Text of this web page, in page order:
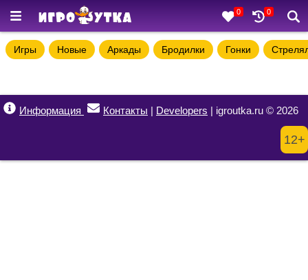
0 0
Игры Новые Аркады Бродилки Гонки
Информация Контакты | Developers | igroutka.ru © 2026
12+